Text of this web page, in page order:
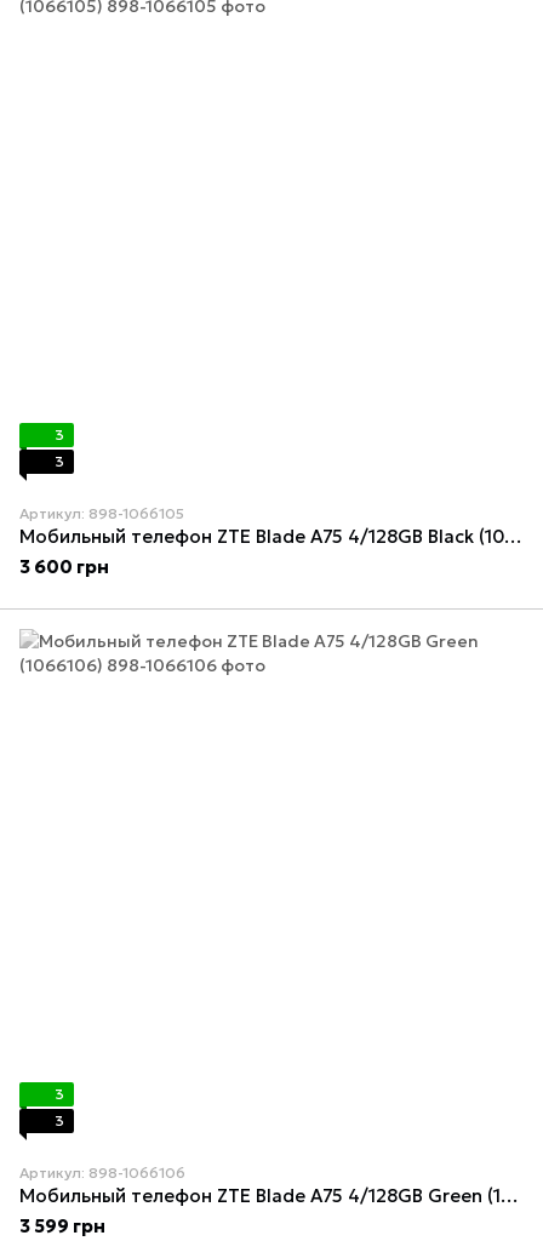
3
3
Артикул: 898-1066105
Мобильный телефон ZTE Blade A75 4/128GB Black (1066105)
3 600 грн
3
3
Артикул: 898-1066106
Мобильный телефон ZTE Blade A75 4/128GB Green (1066106)
3 599 грн